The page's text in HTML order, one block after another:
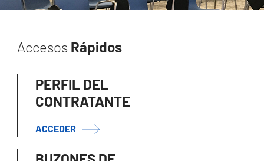
Accesos Rápidos
PERFIL DEL
CONTRATANTE
ACCEDER